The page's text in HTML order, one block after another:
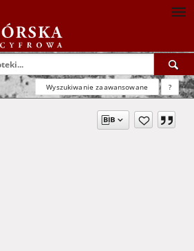
Wyszukiwanie zaawansowane ?